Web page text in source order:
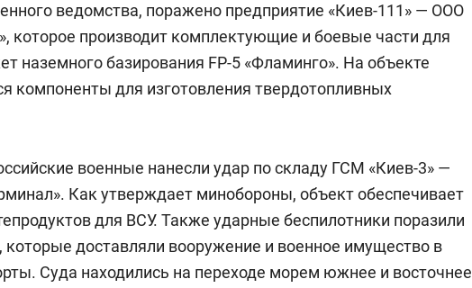
ведомства, поражено предприятие «Киев-111» — ООО
которое производит комплектующие и боевые части для
наземного базирования FP-5 «Фламинго». На объекте
компоненты для изготовления твердотопливных
военные нанесли удар по складу ГСМ «Киев-3» —
Как утверждает минобороны, объект обеспечивает
для ВСУ. Также ударные беспилотники поразили
которые доставляли вооружение и военное имущество в
Суда находились на переходе морем южнее и восточнее